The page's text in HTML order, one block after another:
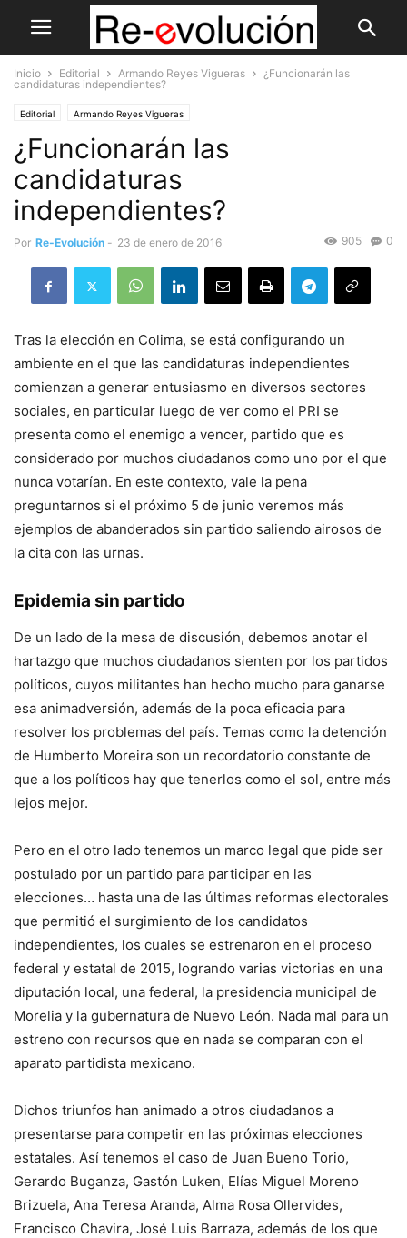
Inicio Editorial Armando Reyes Vigueras
¿Funcionarán las
candidaturas independientes?
Editorial Armando Reyes Vigueras
¿Funcionarán las
candidaturas
independientes?
Por Re-Evolución - 23 de enero de 2016 0
905
Tras la elección en Colima, se está configurando un
ambiente en el que las candidaturas independientes
comienzan a generar entusiasmo en diversos sectores
sociales, en particular luego de ver como el PRI se
presenta como el enemigo a vencer, partido que es
considerado por muchos ciudadanos como uno por el que
nunca votarían. En este contexto, vale la pena
preguntarnos si el próximo 5 de junio veremos más
ejemplos de abanderados sin partido saliendo airosos de
la cita con las urnas.
Epidemia sin partido
De un lado de la mesa de discusión, debemos anotar el
hartazgo que muchos ciudadanos sienten por los partidos
políticos, cuyos militantes han hecho mucho para ganarse
esa animadversión, además de la poca eficacia para
resolver los problemas del país. Temas como la detención
de Humberto Moreira son un recordatorio constante de
que a los políticos hay que tenerlos como el sol, entre más
lejos mejor.
Pero en el otro lado tenemos un marco legal que pide ser
postulado por un partido para participar en las
elecciones… hasta una de las últimas reformas electorales
que permitió el surgimiento de los candidatos
independientes, los cuales se estrenaron en el proceso
federal y estatal de 2015, logrando varias victorias en una
diputación local, una federal, la presidencia municipal de
Morelia y la gubernatura de Nuevo León. Nada mal para un
estreno con recursos que en nada se comparan con el
aparato partidista mexicano.
Dichos triunfos han animado a otros ciudadanos a
presentarse para competir en las próximas elecciones
estatales. Así tenemos el caso de Juan Bueno Torio,
Gerardo Buganza, Gastón Luken, Elías Miguel Moreno
Brizuela, Ana Teresa Aranda, Alma Rosa Ollervides,
Francisco Chavira, José Luis Barraza, además de los que